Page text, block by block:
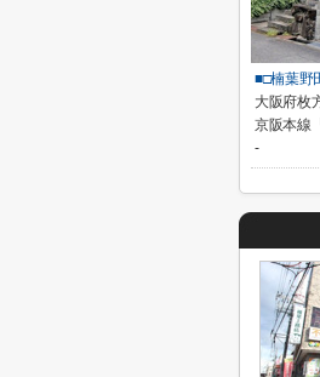
■□楠葉
大阪府枚
京阪本線
-